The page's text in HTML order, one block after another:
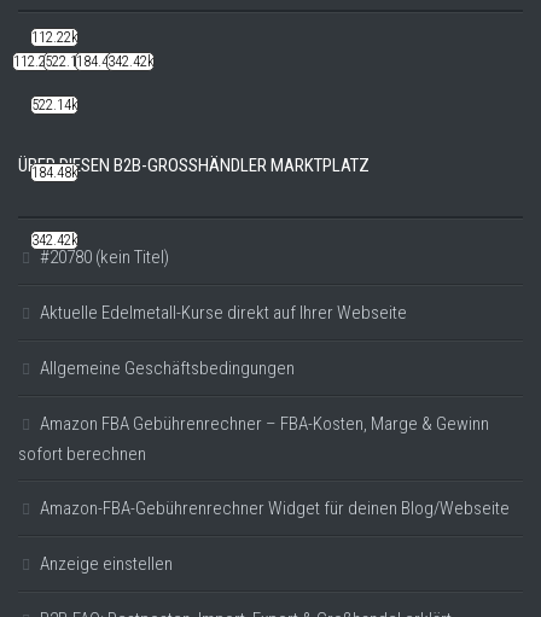
112.22k522.14k184.48k342.42k
ÜBER DIESEN B2B-GROSSHÄNDLER MARKTPLATZ
#20780 (kein Titel)
Aktuelle Edelmetall-Kurse direkt auf Ihrer Webseite
Allgemeine Geschäftsbedingungen
Amazon FBA Gebührenrechner – FBA-Kosten, Marge & Gewinn
sofort berechnen
Amazon-FBA-Gebührenrechner Widget für deinen Blog/Webseite
Anzeige einstellen
112.22k
522.14k
184.48k
342.42k